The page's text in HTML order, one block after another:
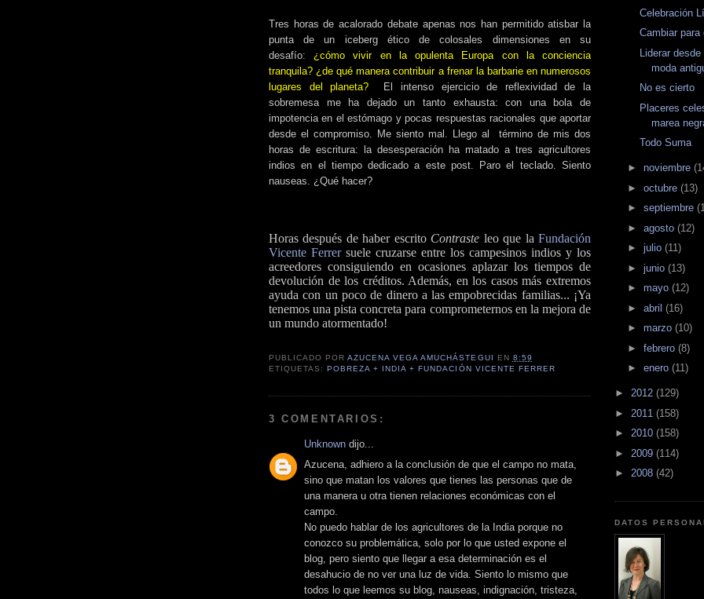
Tres horas de acalorado debate apenas nos han permitido atisbar la
punta de un iceberg ético de colosales dimensiones en su
desafío:¿cómo vivir en la opulenta Europa con la conciencia
tranquila? ¿de qué manera contribuir a frenar la barbarie en numerosos
lugares del planeta?
El intenso ejercicio de reflexividad de la
sobremesa me ha dejado un tanto exhausta: con una bola de
impotencia en el estómago y pocas respuestas racionales que aportar
desde el compromiso. Me siento mal. Llego al término de mis dos
horas de escritura: la desesperación ha matado a tres agricultores
indios en el tiempo dedicado a este post. Paro el teclado. Siento
nauseas. ¿Qué hacer?
Horas después de haber escrito Contraste leo que laFundación
Vicente Ferrersuele cruzarse entre los campesinos indios y los
acreedores consiguiendo en ocasiones aplazar los tiempos de
devolución de los créditos. Además, en los casos más extremos
ayuda con un poco de dinero a las empobrecidas familias... ¡Ya
tenemos una pista concreta para comprometernos en la mejora de
un mundo atormentado!
PUBLICADO PORAZUCENA VEGA AMUCHÁSTEGUI EN 8:59
ETIQUETAS:POBREZA + INDIA + FUNDACIÓN VICENTE FERRER
3 COMENTARIOS:
Unknown dijo...
Azucena, adhiero a la conclusión de que el campo no mata,
sino que matan los valores que tienes las personas que de
una manera u otra tienen relaciones económicas con el
campo.
No puedo hablar de los agricultores de la India porque no
conozco su problemática, solo por lo que usted expone el
blog, pero siento que llegar a esa determinación es el
desahucio de no ver una luz de vida. Siento lo mismo que
todos lo que leemos su blog, nauseas, indignación, tristeza,
Celebración
Cambiar para
Liderar
moda
No es cierto
Placeres
marea
Todo Suma
► noviembre
► octubre (13)
► septiembre
► agosto (12)
► julio (11)
► junio (13)
► mayo (12)
► abril (16)
► marzo (10)
► febrero (8)
► enero (11)
► 2012 (129)
► 2011 (158)
► 2010 (158)
► 2009 (114)
► 2008 (42)
DATOS